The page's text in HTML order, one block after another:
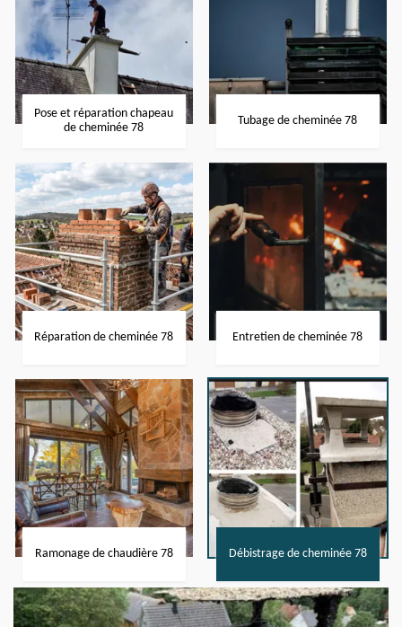
Pose et réparation chapeau
de cheminée 78
Tubage de cheminée 78
Réparation de cheminée 78 Entretien de cheminée 78
Ramonage de chaudière 78 Débistrage de cheminée 78